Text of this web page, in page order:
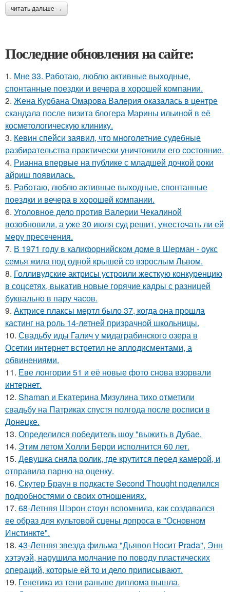
читать дальше →
Последние обновления на сайте:
1. Мне 33. Работаю, люблю активные выходные,
спонтанные поездки и вечера в хорошей компании.
2. Жена Курбана Омарова Валерия оказалась в центре
скандала после визита блогера Марины ильиной в её
косметологическую клинику.
3. Кевин спейси заявил, что многолетние судебные
разбирательства практически уничтожили его состояние.
4. Рианна впервые на публике с младшей дочкой роки
айриш появилась.
5. Работаю, люблю активные выходные, спонтанные
поездки и вечера в хорошей компании.
6. Уголовное дело против Валерии Чекалиной
возобновили, а уже 30 июля суд решит, ужесточать ли ей
меру пресечения.
7. В 1971 году в калифорнийском доме в Шерман - оукс
семья жила под одной крышей со взрослым Львом.
8. Голливудские актрисы устроили жесткую конкуренцию
в соцсетях, выкатив новые горячие кадры с разницей
буквально в пару часов.
9. Актрисе плаксы мертл было 37, когда она прошла
кастинг на роль 14-летней призрачной школьницы.
10. Свадьбу иды Галич у мидаграбинского озера в
Осетии интернет встретил не аплодисментами, а
обвинениями.
11. Еве лонгории 51 и её новые фото снова взорвали
интернет.
12. Shaman и Екатерина Мизулина тихо отметили
свадьбу на Патриках спустя полгода после росписи в
Донецке.
13. Определился победитель шоу "выжить в Дубае.
14. Этим летом Холли Берри исполнится 60 лет.
15. Девушка сняла ролик, где крутится перед камерой, и
отправила парню на оценку.
16. Скутер Браун в подкасте Second Thought поделился
подробностями о своих отношениях.
17. 68-Летняя Шэрон стоун вспомнила, как создавался
ее образ для культовой сцены допроса в "Основном
Инстинкте".
18. 43-Летняя звезда фильма "Дьявол Носит Prada", Энн
хэтэуэй, нарушила молчание по поводу пластических
операций, которые ей то и дело приписывают.
19. Генетика из тени раньше диплома вышла.